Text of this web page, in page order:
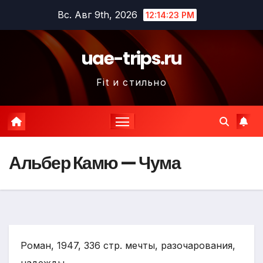
содержимому
Вс. Авг 9th, 2026 12:14:24 PM
uae-trips.ru
Fit и стильно
Альбер Камю — Чума
Роман, 1947, 336 стр. мечты, разочарования,